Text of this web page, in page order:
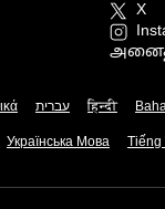
X
עברית हिन्दी
Українська Мова